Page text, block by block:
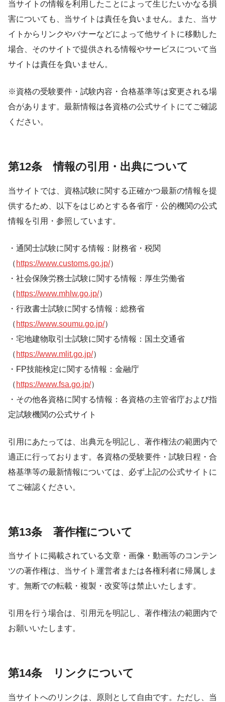
当サイトの情報を利用したことによって生じたいかなる損
害についても、当サイトは責任を負いません。また、当サ
イトからリンクやバナーなどによって他サイトに移動した
場合、そのサイトで提供される情報やサービスについて当
サイトは責任を負いません。
※資格の受験要件・試験内容・合格基準等は変更される場
合があります。最新情報は各資格の公式サイトにてご確認
ください。
第12条 情報の引用・出典について
当サイトでは、資格試験に関する正確かつ最新の情報を提
供するため、以下をはじめとする各省庁・公的機関の公式
情報を引用・参照しています。
・通関士試験に関する情報：財務省・税関
（ https://www.customs.go.jp/）
・社会保険労務士試験に関する情報：厚生労働省
（ https://www.mhlw.go.jp/）
・行政書士試験に関する情報：総務省
（ https://www.soumu.go.jp/）
・宅地建物取引士試験に関する情報：国土交通省
（ https://www.mlit.go.jp/）
・FP技能検定に関する情報：金融庁
（ https://www.fsa.go.jp/）
・その他各資格に関する情報：各資格の主管省庁および指
定試験機関の公式サイト
引用にあたっては、出典元を明記し、著作権法の範囲内で
適正に行っております。各資格の受験要件・試験日程・合
格基準等の最新情報については、必ず上記の公式サイトに
てご確認ください。
第13条 著作権について
当サイトに掲載されている文章・画像・動画等のコンテン
ツの著作権は、当サイト運営者または各権利者に帰属しま
す。無断での転載・複製・改変等は禁止いたします。
引用を行う場合は、引用元を明記し、著作権法の範囲内で
お願いいたします。
第14条 リンクについて
当サイトへのリンクは、原則として自由です。ただし、当